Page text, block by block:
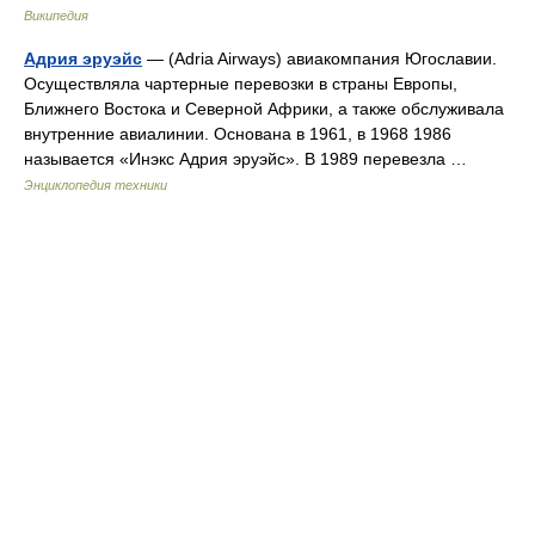
Википедия
Адрия эруэйс — (Adria Airways) авиакомпания Югославии.
Осуществляла чартерные перевозки в страны Европы,
Ближнего Востока и Северной Африки, а также обслуживала
внутренние авиалинии. Основана в 1961, в 1968 1986
называется «Инэкс Адрия эруэйс». В 1989 перевезла …
Энциклопедия техники